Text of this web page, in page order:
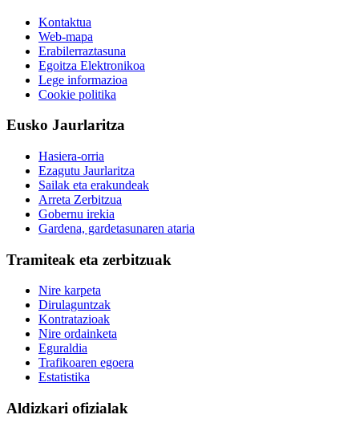
Kontaktua
Web-mapa
Erabilerraztasuna
Egoitza Elektronikoa
Lege informazioa
Cookie politika
Eusko Jaurlaritza
Hasiera-orria
Ezagutu Jaurlaritza
Sailak eta erakundeak
Arreta Zerbitzua
Gobernu irekia
Gardena, gardetasunaren ataria
Tramiteak eta zerbitzuak
Nire karpeta
Dirulaguntzak
Kontratazioak
Nire ordainketa
Eguraldia
Trafikoaren egoera
Estatistika
Aldizkari ofizialak